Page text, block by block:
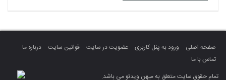
صفحه اصلی ورود به پنل کاربری عضویت در سایت قوانین سایت
درباره ما
تماس با ما
تمام حقوق سایت متعلق به میهن ویدئو می باشد.